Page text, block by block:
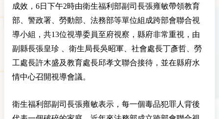
成效，6日下午2時由衛生福利部副司長張雍敏帶領教育
部、警政署、勞動部、法務部等單位組成跨部會聯合視
導小組，共13位視導委員至府視察，縣府非常重視，由
副縣長張皇珍 、衛生局長吳昭軍、社會處長丁彥哲、勞
工處長許木盛及教育處長邱孝文聯合接待，並在縣府水
情中心召開視導會議。
衛生福利部副司長張雍敏表示，每一個毒品犯罪人背後